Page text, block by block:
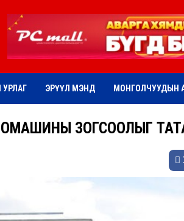
УРЛАГ ЭРҮҮЛ МЭНД МОНГОЛЧУУДЫН
ЗОГСООЛЫГ